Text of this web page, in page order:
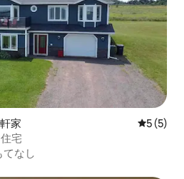
家 レビュー
5 (5)
宅
てなし